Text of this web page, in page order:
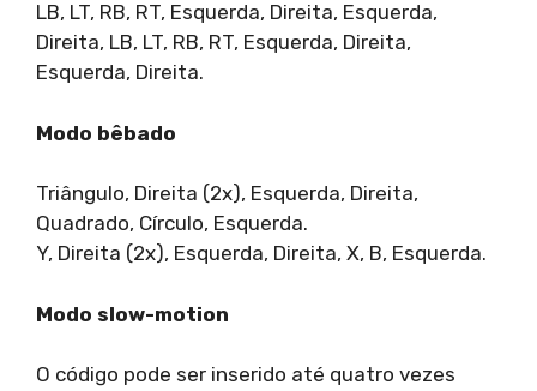
LB, LT, RB, RT, Esquerda, Direita, Esquerda,
Direita, LB, LT, RB, RT, Esquerda, Direita,
Esquerda, Direita.
Modo bêbado
Triângulo, Direita (2x), Esquerda, Direita,
Quadrado, Círculo, Esquerda.
Y, Direita (2x), Esquerda, Direita, X, B, Esquerda.
Modo slow-motion
O código pode ser inserido até quatro vezes